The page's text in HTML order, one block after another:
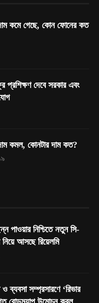
কমে গেছে, কোন ফোনের কত
প্রশিক্ষণ দেবে সরকার এবং
কমল, কোনটার দাম কত?
পাওয়ার নিশ্চিতে নতুন সি-
নিয়ে আসছে রিয়েলমি
ব্যবসা সম্প্রসারণে ‘রিভার